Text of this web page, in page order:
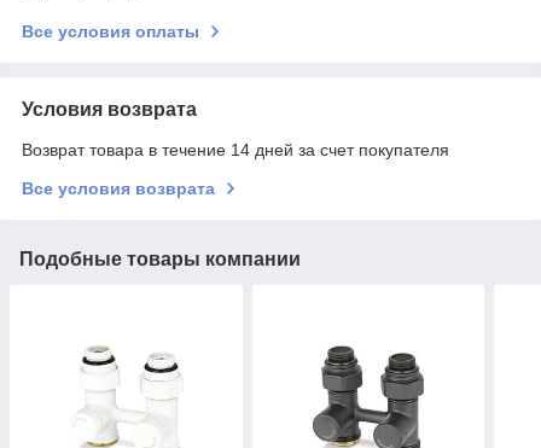
Все условия оплаты
Условия возврата
Возврат товара в течение 14 дней за счет покупателя
Все условия возврата
Подобные товары компании